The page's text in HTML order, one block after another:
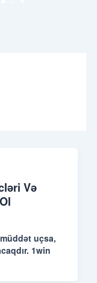
Və
uçsa,
1win